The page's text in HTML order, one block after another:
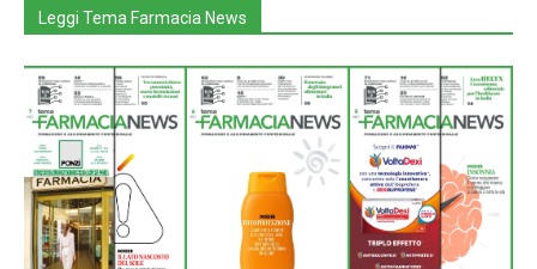
Leggi Tema Farmacia News